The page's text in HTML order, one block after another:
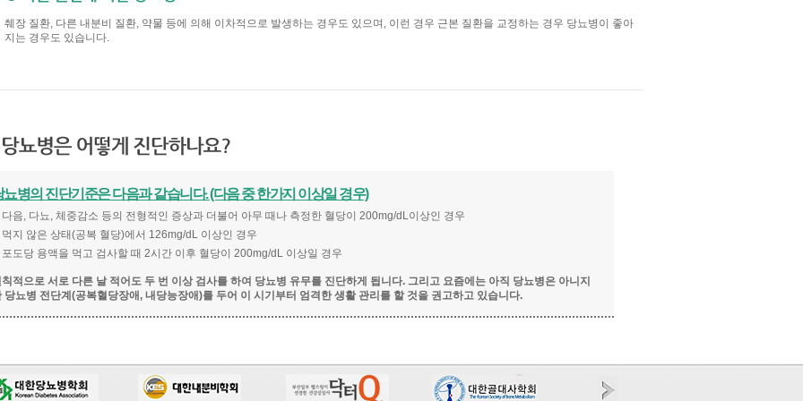
췌장 질환, 다른 내분비 질환, 약물 등에 의해 이차적으로 발생하는 경우도 있으며, 이런 경우 근본 질환을 교정하는 경우 당뇨병이 좋아
지는 경우도 있습니다.
뇨병의 진단기준은 다음과 같습니다. (다음 중 한가지 이상일 경우)
다음, 다뇨, 체중감소 등의 전형적인 증상과 더불어 아무 때나 측정한 혈당이 200mg/dL이상인 경우
먹지 않은 상태(공복 혈당)에서 126mg/dL 이상인 경우
포도당 용액을 먹고 검사할 때 2시간 이후 혈당이 200mg/dL 이상일 경우
적으로 서로 다른 날 적어도 두 번 이상 검사를 하여 당뇨병 유무를 진단하게 됩니다. 그리고 요즘에는 아직 당뇨병은 아니지
당뇨병 전단계(공복혈당장애, 내당능장애)를 두어 이 시기부터 엄격한 생활 관리를 할 것을 권고하고 있습니다.